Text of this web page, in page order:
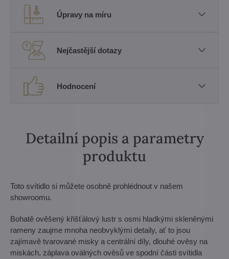
Úpravy na míru
Nejčastější dotazy
Hodnocení
Detailní popis a parametry
produktu
Toto svítidlo si můžete osobně prohlédnout v našem
showroomu.
Bohatě ověšený křišťálový lustr s osmi hladkými skleněnými
rameny zaujme mnoha neobvyklými detaily, ať to jsou
zajímavě tvarované misky a centrální díly, dlouhé ověsy na
miskách, záplava oválných ověsů ve spodní části svítidla